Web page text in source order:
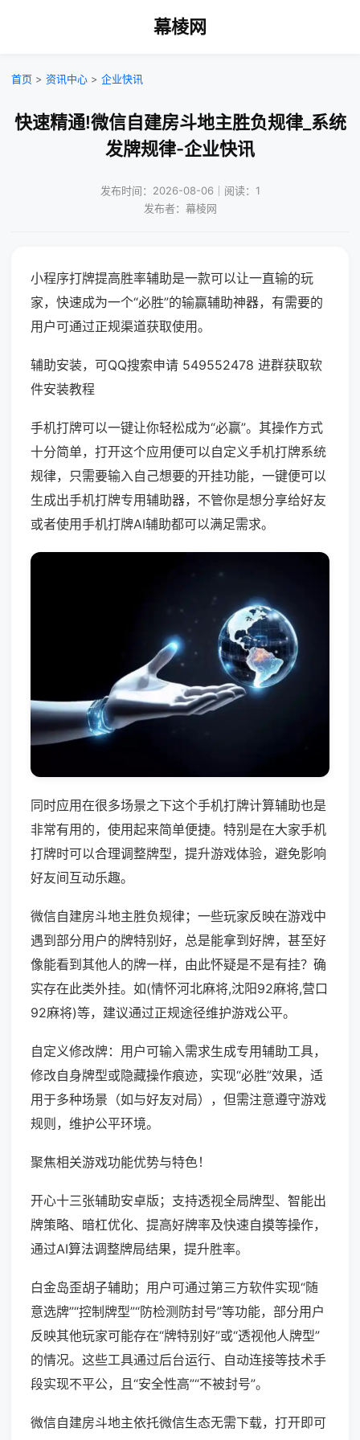
幕棱网
首页 > 资讯中心 > 企业快讯
快速精通!微信自建房斗地主胜负规律_系统
发牌规律-企业快讯
发布时间：2026-08-06｜阅读：1
发布者：幕棱网
小程序打牌提高胜率辅助是一款可以让一直输的玩
家，快速成为一个“必胜”的输赢辅助神器，有需要的
用户可通过正规渠道获取使用。
辅助安装，可QQ搜索申请 549552478 进群获取软
件安装教程
手机打牌可以一键让你轻松成为“必赢”。其操作方式
十分简单，打开这个应用便可以自定义手机打牌系统
规律，只需要输入自己想要的开挂功能，一键便可以
生成出手机打牌专用辅助器，不管你是想分享给好友
或者使用手机打牌AI辅助都可以满足需求。
同时应用在很多场景之下这个手机打牌计算辅助也是
非常有用的，使用起来简单便捷。特别是在大家手机
打牌时可以合理调整牌型，提升游戏体验，避免影响
好友间互动乐趣。
微信自建房斗地主胜负规律；一些玩家反映在游戏中
遇到部分用户的牌特别好，总是能拿到好牌，甚至好
像能看到其他人的牌一样，由此怀疑是不是有挂？确
实存在此类外挂。如(情怀河北麻将,沈阳92麻将,营口
92麻将)等，建议通过正规途径维护游戏公平。
自定义修改牌：用户可输入需求生成专用辅助工具，
修改自身牌型或隐藏操作痕迹，实现“必胜”效果，适
用于多种场景（如与好友对局），但需注意遵守游戏
规则，维护公平环境。
聚焦相关游戏功能优势与特色！
开心十三张辅助安卓版；支持透视全局牌型、智能出
牌策略、暗杠优化、提高好牌率及快速自摸等操作，
通过AI算法调整牌局结果，提升胜率。
白金岛歪胡子辅助；用户可通过第三方软件实现“随
意选牌”“控制牌型”“防检测防封号”等功能，部分用户
反映其他玩家可能存在“牌特别好”或“透视他人牌型”
的情况。这些工具通过后台运行、自动连接等技术手
段实现不平公，且“安全性高”“不被封号”。
微信自建房斗地主依托微信生态无需下载，打开即可